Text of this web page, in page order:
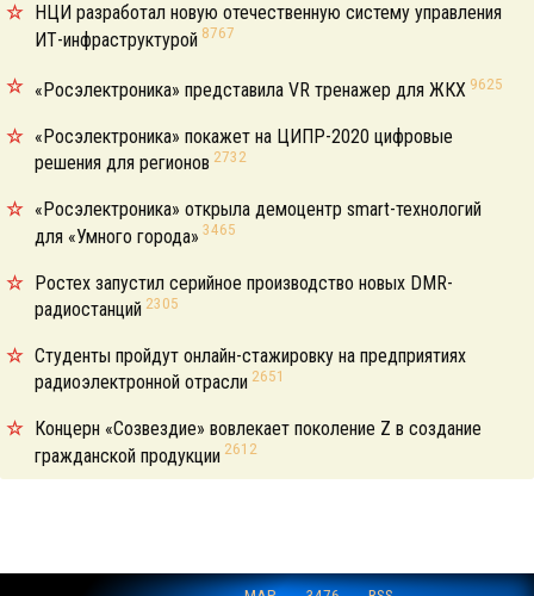
НЦИ разработал новую отечественную систему управления
ИТ-инфраструктурой 8767
«Росэлектроника» представила VR тренажер для ЖКХ 9625
«Росэлектроника» покажет на ЦИПР-2020 цифровые
решения для регионов 2732
«Росэлектроника» открыла демоцентр smart-технологий
для «Умного города» 3465
Ростех запустил серийное производство новых DMR-
радиостанций 2305
Студенты пройдут онлайн-стажировку на предприятиях
радиоэлектронной отрасли 2651
Концерн «Созвездие» вовлекает поколение Z в создание
гражданской продукции 2612